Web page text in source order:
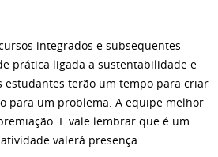
integrados e subsequentes
prática ligada a sustentabilidade e
estudantes terão um tempo para criar
para um problema. A equipe melhor
E vale lembrar que é um
valerá presença.